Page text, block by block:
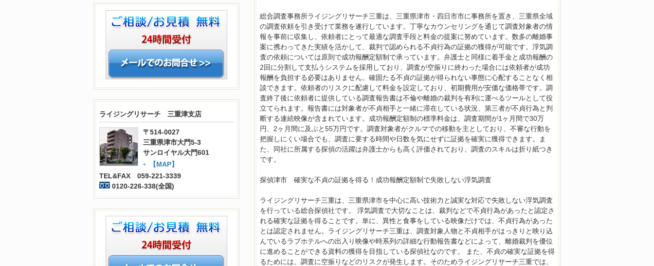
総合調査事務所ライジングリサーチ三重は、三重県津市・四日市市に事務所を置き、三重県全域
の調査依頼を引き受けて業務を遂行しています。丁寧なカウンセリングを通じて調査対象者の情
報を事前に収集し、依頼者にとって最適な調査手段と料金の提案に努めています。数多の離婚事
案に携わってきた実績を活かして、裁判で認められる不貞行為の証拠の獲得が可能です。浮気調
査の依頼については原則で成功報酬定額制で承っています。弁護士と同様に着手金と成功報酬の
2回に分割して支払うシステムを採用しており、調査が空振りに終わった場合には依頼者が成功
報酬を負担する必要はありません。確固たる不貞の証拠が得られない事態に心配することなく相
談できます。依頼者のリスクに配慮して料金を設定しており、初期費用が安価な価格帯です。調
査終了後に依頼者に提供している調査報告書は不倫や離婚の裁判を有利に運べるツールとして役
立てられます。報告書には対象者が不貞相手と一緒に滞在している状況、第三者が不貞行為と判
断する連続映像が含まれています。成功報酬定額制の標準料金は、調査期間が1ヶ月間で30万
円、2ヶ月間に及ぶと55万円です。調査対象者がクルマでの移動を主としており、不審な行動を
把握しにくい場合でも、調査に要する時間や日数を気にせずに証拠を確実に獲得できます。ま
た、同社に所属する探偵の活躍は弁護士からも高く評価されており、調査のスキルは折り紙つき
です。
探偵津市 確実な不貞の証拠を得る！成功報酬定額制で失敗しない浮気調査
ライジングリサーチ三重は、三重県津市を中心に高い技術力と誠実な対応で失敗しない浮気調査
を行っている総合探偵社です。 浮気調査で大切なことは、裁判などで不貞行為があったと認定さ
れる確実な証拠を得ることです。単に、異性と食事をしている映像だけでは、不貞行為があった
とは認定されません。ライジングリサーチ三重は、調査対象人物と不貞相手がはっきりと映り込
んでいるラブホテルへの出入り映像や時系列の詳細な行動報告書などによって、離婚裁判を優位
に進めることができる資料の獲得を目指している探偵社なのです。 また、不貞の確実な証拠を得
るためには、調査に空振りなどのリスクが発生します。そのためライジングリサーチ三重では、
ライジングリサーチ 三重津支店
〒514-0027
三重県津市大門5-3
サンロイヤル大門601
【MAP】
TEL&FAX 059-221-3339
0120-226-338(全国)